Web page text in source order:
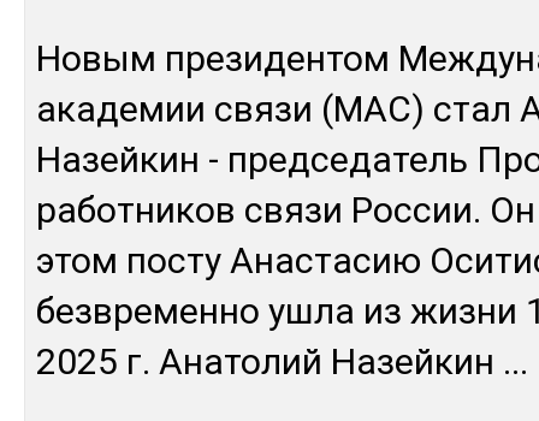
Но­вым пре­зиден­том
ака­демии свя­зи (МАС) стал
На­зей­кин - пред­се­датель
ра­бот­ни­ков свя­зи Рос­сии.
этом пос­ту Анас­та­сию
без­вре­мен­но уш­ла из жиз­ни
2025 г. Ана­толий На­зей­кин ...